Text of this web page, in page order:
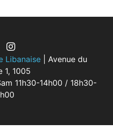
Libanaise | Avenue du
1, 1005
11h30-14h00 / 18h30-